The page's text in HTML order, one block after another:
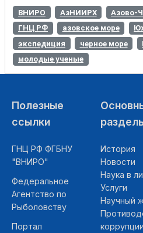
ВНИРО АзНИИРХ
Азово-
ГНЦ РФ
азовское море
экспедиция
черное море
молодые ученые
Полезные
ссылки
ГНЦ РФ ФГБНУ
"ВНИРО"
Федеральное
Агентство по
Рыболовству
Портал
История
Новости
Наука в
Услуги
Научный
коррупции